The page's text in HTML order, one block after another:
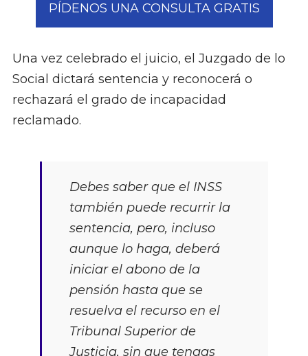
PÍDENOS UNA CONSULTA GRATIS
Una vez celebrado el juicio, el Juzgado de lo
Social dictará sentencia y reconocerá o
rechazará el grado de incapacidad
reclamado.
Debes saber que el INSS
también puede recurrir la
sentencia, pero, incluso
aunque lo haga, deberá
iniciar el abono de la
pensión hasta que se
resuelva el recurso en el
Tribunal Superior de
Justicia, sin que tengas